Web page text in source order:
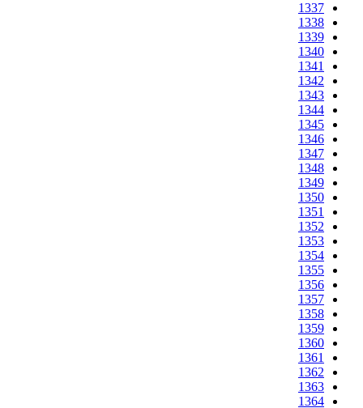
1337
1338
1339
1340
1341
1342
1343
1344
1345
1346
1347
1348
1349
1350
1351
1352
1353
1354
1355
1356
1357
1358
1359
1360
1361
1362
1363
1364